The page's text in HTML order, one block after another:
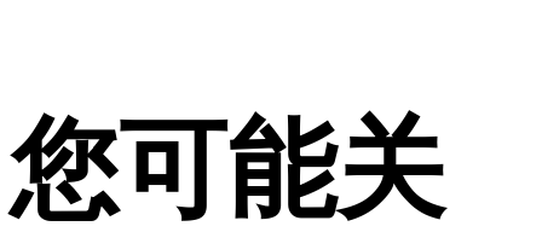
您可能关